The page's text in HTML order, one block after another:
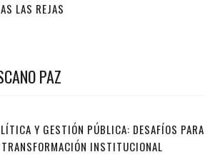
LAS REJAS
PAZ
Y GESTIÓN PÚBLICA: DESAFÍOS PARA
INSTITUCIONAL